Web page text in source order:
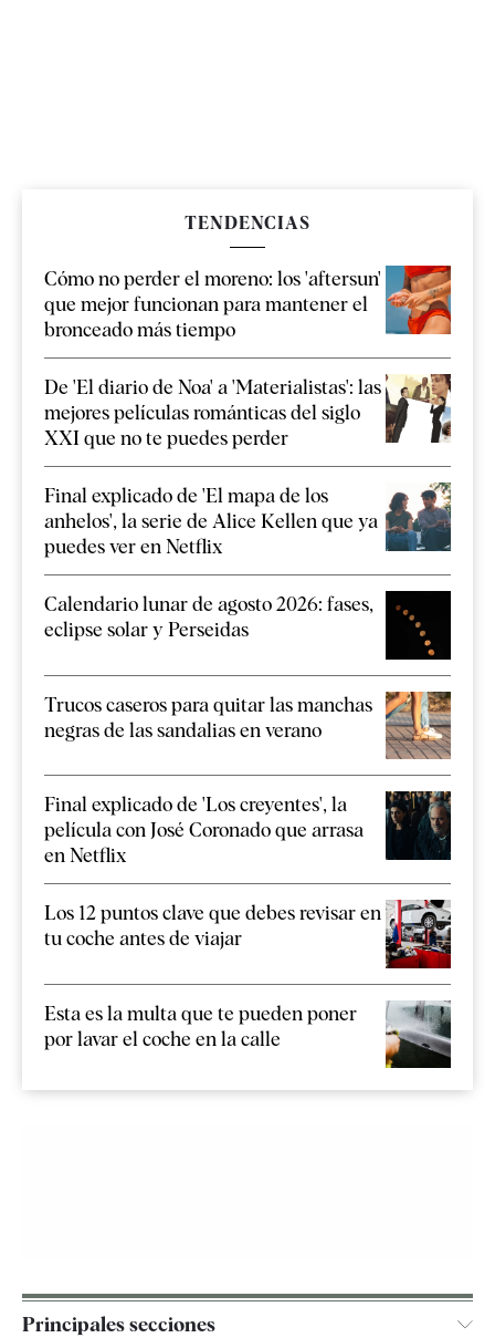
TENDENCIAS
Cómo no perder el moreno: los 'aftersun'
que mejor funcionan para mantener el
bronceado más tiempo
De 'El diario de Noa' a 'Materialistas': las
mejores películas románticas del siglo
XXI que no te puedes perder
Final explicado de 'El mapa de los
anhelos', la serie de Alice Kellen que ya
puedes ver en Netflix
Calendario lunar de agosto 2026: fases,
eclipse solar y Perseidas
Trucos caseros para quitar las manchas
negras de las sandalias en verano
Final explicado de 'Los creyentes', la
película con José Coronado que arrasa
en Netflix
Los 12 puntos clave que debes revisar en
tu coche antes de viajar
Esta es la multa que te pueden poner
por lavar el coche en la calle
Principales secciones